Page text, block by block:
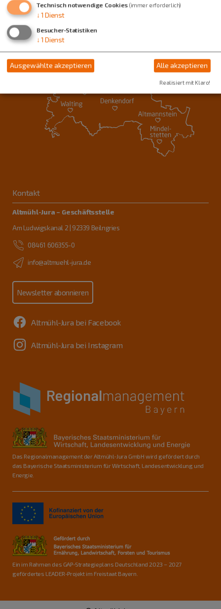
Kontakt
Altmühl-Jura – Geschäftsstelle
Am Ludwigskanal 2 | 92339 Beilngries
08461 606355-0
info@altmuehl-jura.de
Newsletter abonnieren
Altmühl-Jura bei Facebook
Altmühl-Jura bei Instagram
Das Regionalmanagement der Altmühl-Jura GmbH wird gefördert durch
das Bayerische Staatsministerium für Wirtschaft, Landesentwicklung und
Energie.
Ein im Rahmen des GAP-Strategieplans Deutschland 2023 – 2027
gefördertes LEADER-Projekt im Freistaat Bayern.
Technisch notwendige Cookies (immer erforderlich)
↓ 1 Dienst
Besucher-Statistiken
↓ 1 Dienst
Ausgewählte akzeptieren Alle akzeptieren
Realisiert mit Klaro!